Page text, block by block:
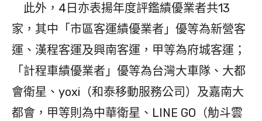
此外，4日亦表揚年度評鑑績優業者共13
家，其中「市區客運績優業者」優等為新營客
運、漢程客運及興南客運，甲等為府城客運；
「計程車績優業者」優等為台灣大車隊、大都
會衛星、yoxi（和泰移動服務公司）及嘉南大
都會，甲等則為中華衛星、LINE GO（觔斗雲